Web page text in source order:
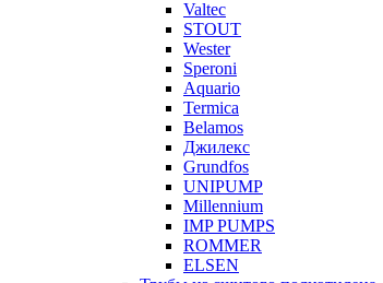
Valtec
STOUT
Wester
Speroni
Aquario
Termica
Belamos
Джилекс
Grundfos
UNIPUMP
Millennium
IMP PUMPS
ROMMER
ELSEN